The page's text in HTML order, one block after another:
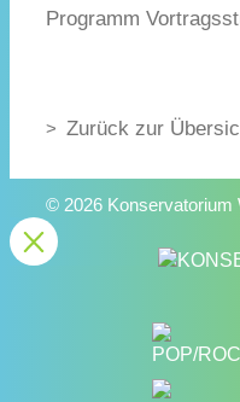
Programm
Zurück zur
© 2026 Konservatorium